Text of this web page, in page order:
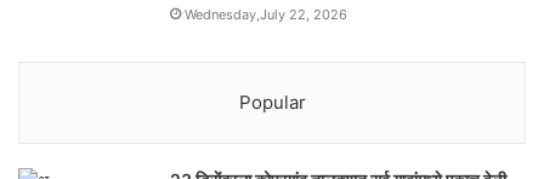
Wednesday,July 22, 2026
Popular